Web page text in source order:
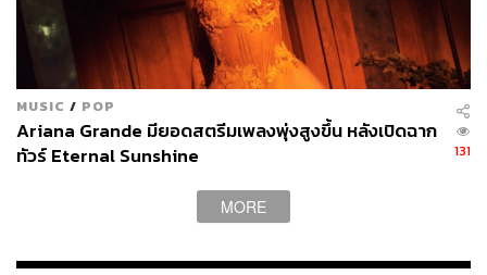
MUSIC / POP
Ariana Grande มียอดสตรีมเพลงพุ่งสูงขึ้น หลังเปิดฉาก
ทัวร์ Eternal Sunshine
131
MORE